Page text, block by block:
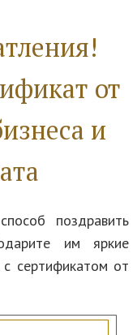
от
и
поздравить
им яркие
сертификатом от